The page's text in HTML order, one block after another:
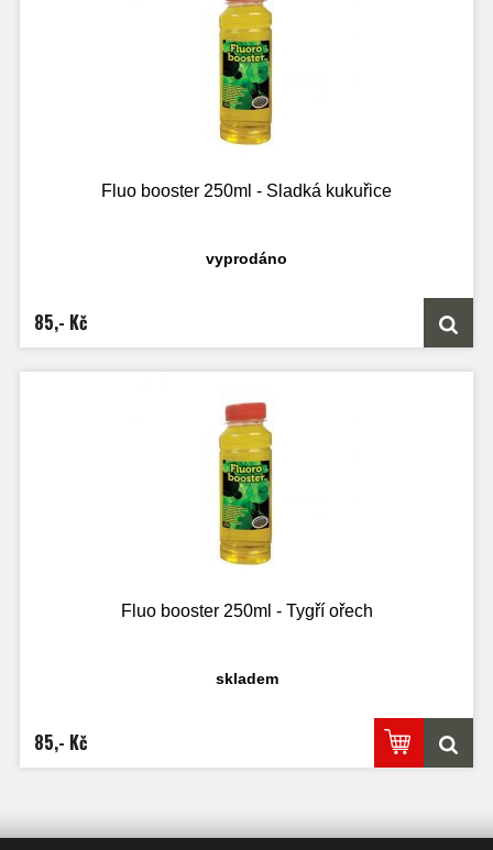
Fluo booster 250ml - Sladká kukuřice
vyprodáno
85,- Kč
Fluo booster 250ml - Tygří ořech
skladem
85,- Kč